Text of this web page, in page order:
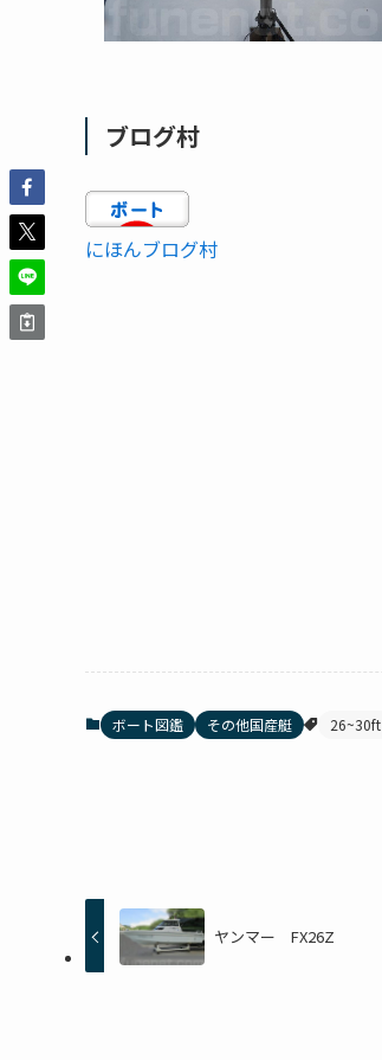
ブログ村
にほんブログ村
ボート図鑑 その他国産艇 26~30ft
ヤンマー FX26Z